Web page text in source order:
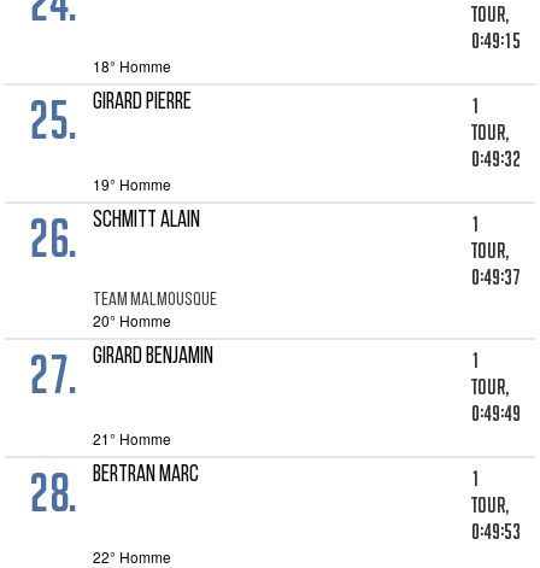
tour,
0:49:15
18° Homme
25. GIRARD PIERRE
1
tour,
0:49:32
19° Homme
26. SCHMITT ALAIN
TEAM MALMOUSQUE
1
tour,
0:49:37
20° Homme
27. GIRARD BENJAMIN
1
tour,
0:49:49
21° Homme
28. BERTRAN MARC
1
tour,
0:49:53
22° Homme